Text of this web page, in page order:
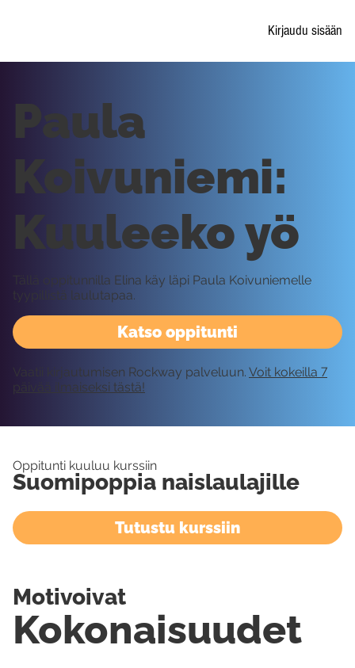
Kirjaudu sisään
Katso oppitunti
Paula
Koivuniemi:
Kuuleeko yö
Tällä oppitunnilla Elina käy läpi Paula Koivuniemelle
tyypillistä laulutapaa.
Vaatii kirjautumisen Rockway palveluun. Voit kokeilla 7
päivää ilmaiseksi tästä!
Oppitunti kuuluu kurssiin
Suomipoppia naislaulajille
Tutustu kurssiin
Kokonaisuudet
Motivoivat